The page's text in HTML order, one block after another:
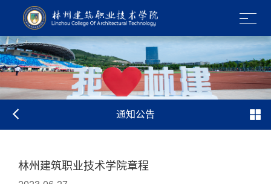
通知公告
林州建筑职业技术学院章程